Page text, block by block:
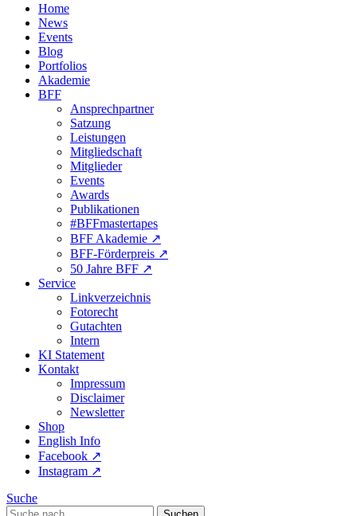
Home
News
Events
Blog
Portfolios
Akademie
BFF
Ansprechpartner
Satzung
Leistungen
Mitgliedschaft
Mitglieder
Events
Awards
Publikationen
#BFFmastertapes
BFF Akademie ↗︎
BFF-Förderpreis ↗︎
50 Jahre BFF ↗︎
Service
Linkverzeichnis
Fotorecht
Gutachten
Intern
KI Statement
Kontakt
Impressum
Disclaimer
Newsletter
Shop
English Info
Facebook ↗︎
Instagram ↗︎
Suche